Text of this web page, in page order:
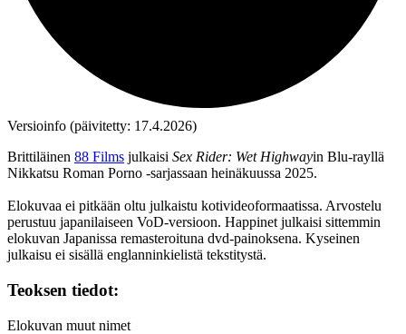
Versioinfo (päivitetty: 17.4.2026)
Brittiläinen 88 Films julkaisi Sex Rider: Wet Highwayin Blu‑rayllä
Nikkatsu Roman Porno ‑sarjassaan heinäkuussa 2025.
Elokuvaa ei pitkään oltu julkaistu kotivideoformaatissa. Arvostelu
perustuu japanilaiseen VoD‑versioon. Happinet julkaisi sittemmin
elokuvan Japanissa remasteroituna dvd‑painoksena. Kyseinen
julkaisu ei sisällä englanninkielistä tekstitystä.
Teoksen tiedot:
Elokuvan muut nimet